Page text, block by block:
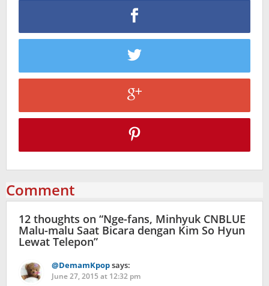
Comment
12 thoughts on “Nge-fans, Minhyuk CNBLUE
Malu-malu Saat Bicara dengan Kim So Hyun
Lewat Telepon”
@DemamKpopsays:
June 27, 2015 at 12:32 pm